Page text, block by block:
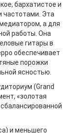
бархатистое и
частотами. Эта
а для
работы. Она
гитары в
обеспечивает
порожки
ясностью.
(Grand
«золотая
и меньшего